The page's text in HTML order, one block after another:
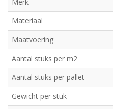
Materiaal
Maatvoering
Aantal stuks per m2
Aantal stuks per pallet
Gewicht per stuk